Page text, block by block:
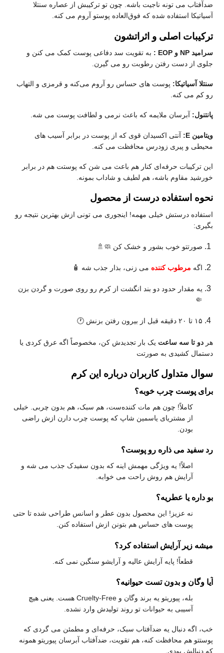
ضدآفتاب می‌ تونه ناجیت باشه. چون تو ترکیبش از عصاره سنتلا
آسیاتیکا استفاده شده که فوق‌العاده پوستو آروم می‌ کنه.
ترکیبات اصلی و اثراتشون
سرامید NP و EOP :
به تقویت سد دفاعی پوست کمک می‌ کنن و
جلوی از دست رفتن رطوبت رو می‌ گیرن.
سنتلا آسیاتیکا: پوست‌ های حساس رو آروم می‌کنه و قرمزی و التهاب
رو کم می‌ کنه.
پانتنول: آبرسان ملایمه که باعث نرمی و لطافت پوست می‌ شه.
ویتامین E:
آنتی‌ اکسیدان قوی که از پوست در برابر آسیب‌ های
محیطی و پیری زودرس محافظت می‌ کنه.
این ترکیبات حرفه‌ای کنار هم باعث می‌ شن که پوستت هم در برابر
خورشید مقاوم باشه، هم لطیف و شاداب بمونه.
نحوه استفاده درست از محصول
استفاده درستش خیلی مهمه! اینجوری می‌ تونی ازش بهترین نتیجه رو
بگیری:
صورتتو خوب بشور و خشک کن 🧼🚿
اگه مرطوب‌ کننده می‌ زنی، بذار جذب شه 🧴
یه مقدار حدود دو بند انگشت از کرم رو روی صورت و گردن بزن
🤏
۱۵ تا ۲۰ دقیقه قبل از بیرون رفتن بزنش 🕐
هر دو تا سه ساعت یک‌ بار تجدیدش کن، مخصوصاً اگه عرق کردی یا
دستمال کشیدی به صورتت
سوال متداول کاربران درباره این کرم
برای پوست چرب خوبه؟
کاملاً! چون هم مات‌ کننده‌ست، هم سبک، هم بدون چربی. خیلی
از مشتریای یاسمین شاپ که پوست چرب دارن ازش راضی
بودن.
رد سفید می‌ ذاره رو پوست؟
اصلاً! یه ویژگی مهمش اینه که بدون سفیدک جذب می‌ شه و
آرایش هم روش راحت می‌ خوابه.
بو داره یا عطریه؟
نه عزیز! این محصول بدون عطر و اسانس طراحی شده تا حتی
پوست‌ های حساس هم بتونن ازش استفاده کنن.
میشه زیر آرایش استفاده کرد؟
قطعاً! پایه آرایش عالیه و آرایشو سنگین نمی‌ کنه.
آیا وگان و بدون تست حیوانیه؟
بله، پیوریتو یه برند وگان و Cruelty-Free هست. یعنی هیچ
آسیبی به حیوانات تو روند تولیدش وارد نشده.
خب، اگه دنبال یه ضدآفتاب سبک، حرفه‌ای و مطمئن می‌ گردی که
پوستتو هم محافظت کنه، هم تقویت، ضدآفتاب آبرسان پیوریتو همونه
که دنبالش بودی.